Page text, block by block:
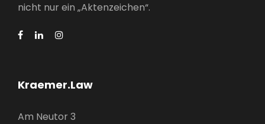
nicht nur ein „Aktenzeichen“.
Kraemer.Law
Am Neutor 3